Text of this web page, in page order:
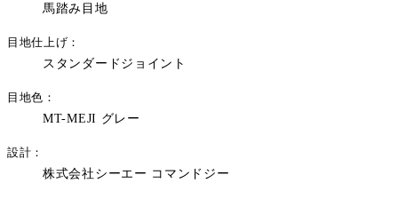
馬踏み目地
目地仕上げ
スタンダードジョイント
目地色
MT-MEJI グレー
設計
株式会社シーエー コマンドジー